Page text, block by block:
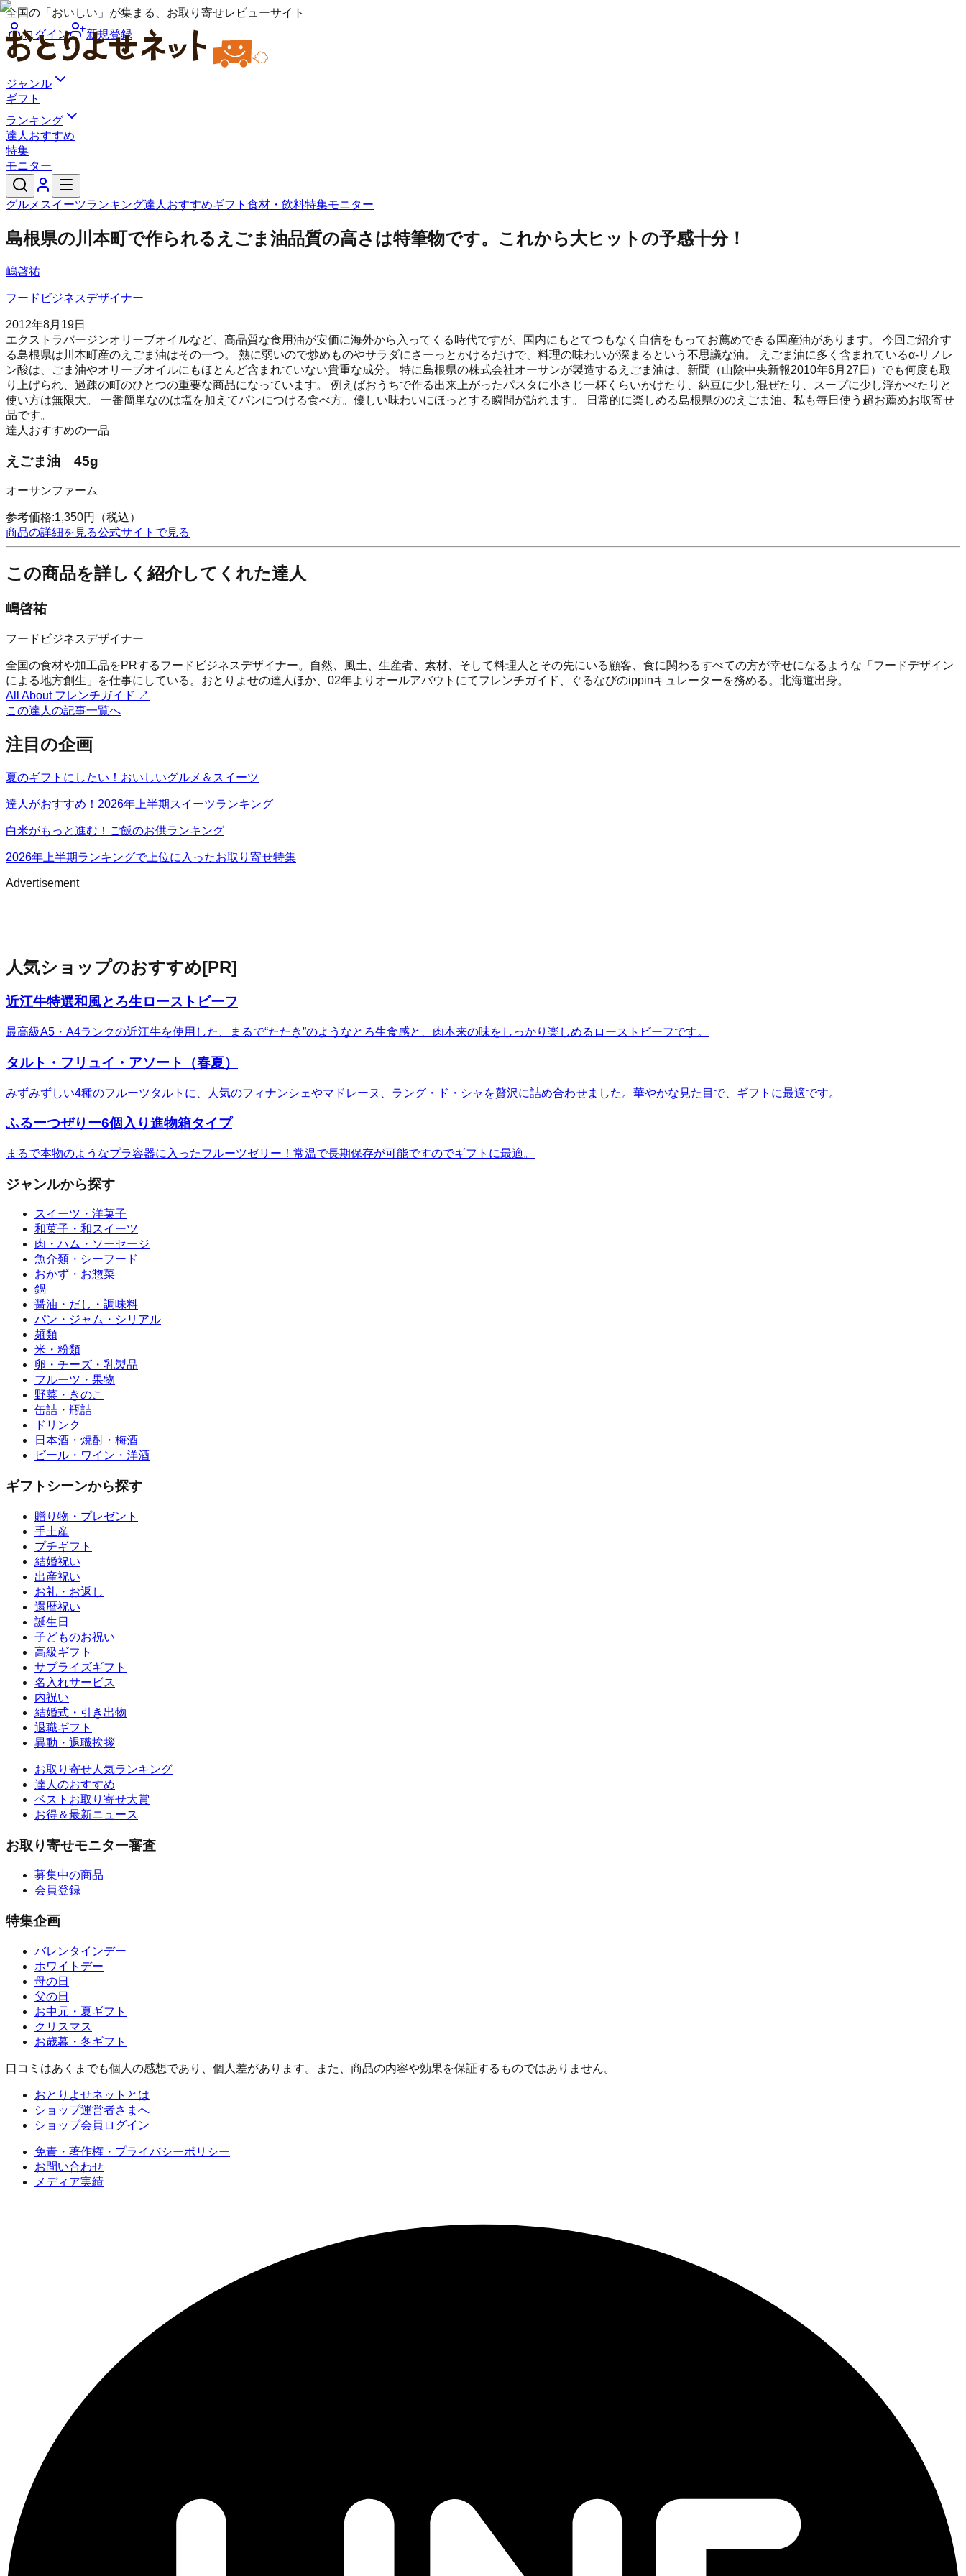
全国の「おいしい」が集まる、お取り寄せレビューサイト
ログイン
新規登録
ジャンル
ギフト
ランキング
達人おすすめ
特集
モニター
グルメ スイーツランキング達人おすすめギフト 食材・飲料特集モニター
島根県の川本町で作られるえごま油品質の高さは特筆物です。これから大ヒットの予感十分！
嶋啓祐
フードビジネスデザイナー
2012年8月19日
エクストラバージンオリーブオイルなど、高品質な食用油が安価に海外から入ってくる時代ですが、国内にもとてつもなく自信をもってお薦めできる国産油があります。 今回ご紹介す
る島根県は川本町産のえごま油はその一つ。 熱に弱いので炒めものやサラダにさーっとかけるだけで、料理の味わいが深まるという不思議な油。 えごま油に多く含まれているα-リノレ
ン酸は、ごま油やオリーブオイルにもほとんど含まれていない貴重な成分。 特に島根県の株式会社オーサンが製造するえごま油は、新聞（山陰中央新報2010年6月27日）でも何度も取
り上げられ、過疎の町のひとつの重要な商品になっています。 例えばおうちで作る出来上がったパスタに小さじ一杯くらいかけたり、納豆に少し混ぜたり、スープに少し浮かべたりと
使い方は無限大。 一番簡単なのは塩を加えてパンにつける食べ方。優しい味わいにほっとする瞬間が訪れます。 日常的に楽しめる島根県ののえごま油、私も毎日使う超お薦めお取寄せ
品です。
達人おすすめの一品
えごま油 45g
オーサンファーム
参考価格:1,350円
（税込）
商品の詳細を見る公式サイトで見る
この商品を詳しく紹介してくれた達人
嶋啓祐
フードビジネスデザイナー
全国の食材や加工品をPRするフードビジネスデザイナー。自然、風土、生産者、素材、そして料理人とその先にいる顧客、食に関わるすべての方が幸せになるような「フードデザイン
による地方創生」を仕事にしている。おとりよせの達人ほか、02年よりオールアバウトにてフレンチガイド、ぐるなびのippinキュレーターを務める。北海道出身。
All About フレンチガイド ↗
この達人の記事一覧へ
注目の企画
夏のギフトにしたい！おいしいグルメ＆スイーツ
達人がおすすめ！2026年上半期スイーツランキング
白米がもっと進む！ご飯のお供ランキング
2026年上半期ランキングで上位に入ったお取り寄せ特集
Advertisement
人気ショップのおすすめ[PR]
近江牛特選和風とろ生ローストビーフ
最高級A5・A4ランクの近江牛を使用した、まるで“たたき”のようなとろ生食感と、肉本来の味をしっかり楽しめるローストビーフです。
タルト・フリュイ・アソート（春夏）
みずみずしい4種のフルーツタルトに、人気のフィナンシェやマドレーヌ、ラング・ド・シャを贅沢に詰め合わせました。華やかな見た目で、ギフトに最適です。
ふるーつぜりー6個入り進物箱タイプ
まるで本物のようなプラ容器に入ったフルーツゼリー！常温で長期保存が可能ですのでギフトに最適。
ジャンルから探す
スイーツ・洋菓子
和菓子・和スイーツ
肉・ハム・ソーセージ
魚介類・シーフード
おかず・お惣菜
鍋
醤油・だし・調味料
パン・ジャム・シリアル
麺類
米・粉類
卵・チーズ・乳製品
フルーツ・果物
野菜・きのこ
缶詰・瓶詰
ドリンク
日本酒・焼酎・梅酒
ビール・ワイン・洋酒
ギフトシーンから探す
贈り物・プレゼント
手土産
プチギフト
結婚祝い
出産祝い
お礼・お返し
還暦祝い
誕生日
子どものお祝い
高級ギフト
サプライズギフト
名入れサービス
内祝い
結婚式・引き出物
退職ギフト
異動・退職挨拶
お取り寄せ人気ランキング
達人のおすすめ
ベストお取り寄せ大賞
お得＆最新ニュース
お取り寄せモニター審査
募集中の商品
会員登録
特集企画
バレンタインデー
ホワイトデー
母の日
父の日
お中元・夏ギフト
クリスマス
お歳暮・冬ギフト
口コミはあくまでも個人の感想であり、個人差があります。また、商品の内容や効果を保証するものではありません。
おとりよせネットとは
ショップ運営者さまへ
ショップ会員ログイン
免責・著作権・プライバシーポリシー
お問い合わせ
メディア実績